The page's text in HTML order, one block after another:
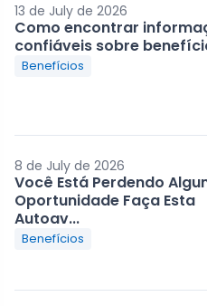
13 de July de 2026
Como encontrar
confiáveis sobre
Benefícios
8 de July de 2026
Você Está Perdendo
Oportunidade Faça Esta
Autoav...
Benefícios